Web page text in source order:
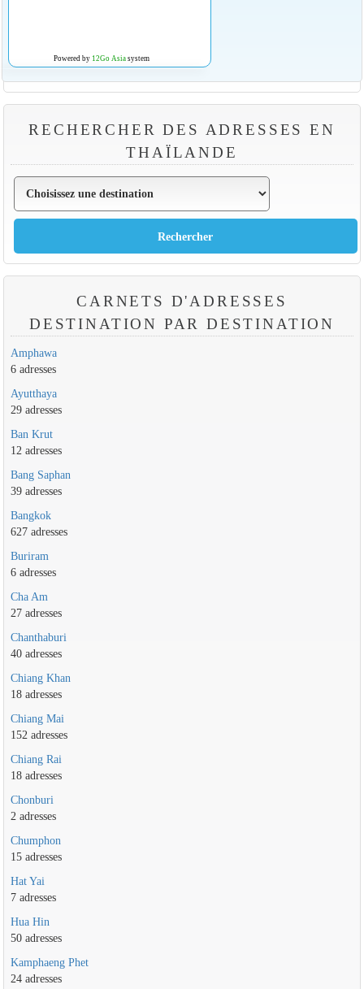
Powered by 12Go Asia system
RECHERCHER DES ADRESSES EN
THAÏLANDE
CARNETS D'ADRESSES
DESTINATION PAR DESTINATION
Amphawa
6 adresses
Ayutthaya
29 adresses
Ban Krut
12 adresses
Bang Saphan
39 adresses
Bangkok
627 adresses
Buriram
6 adresses
Cha Am
27 adresses
Chanthaburi
40 adresses
Chiang Khan
18 adresses
Chiang Mai
152 adresses
Chiang Rai
18 adresses
Chonburi
2 adresses
Chumphon
15 adresses
Hat Yai
7 adresses
Hua Hin
50 adresses
Kamphaeng Phet
24 adresses